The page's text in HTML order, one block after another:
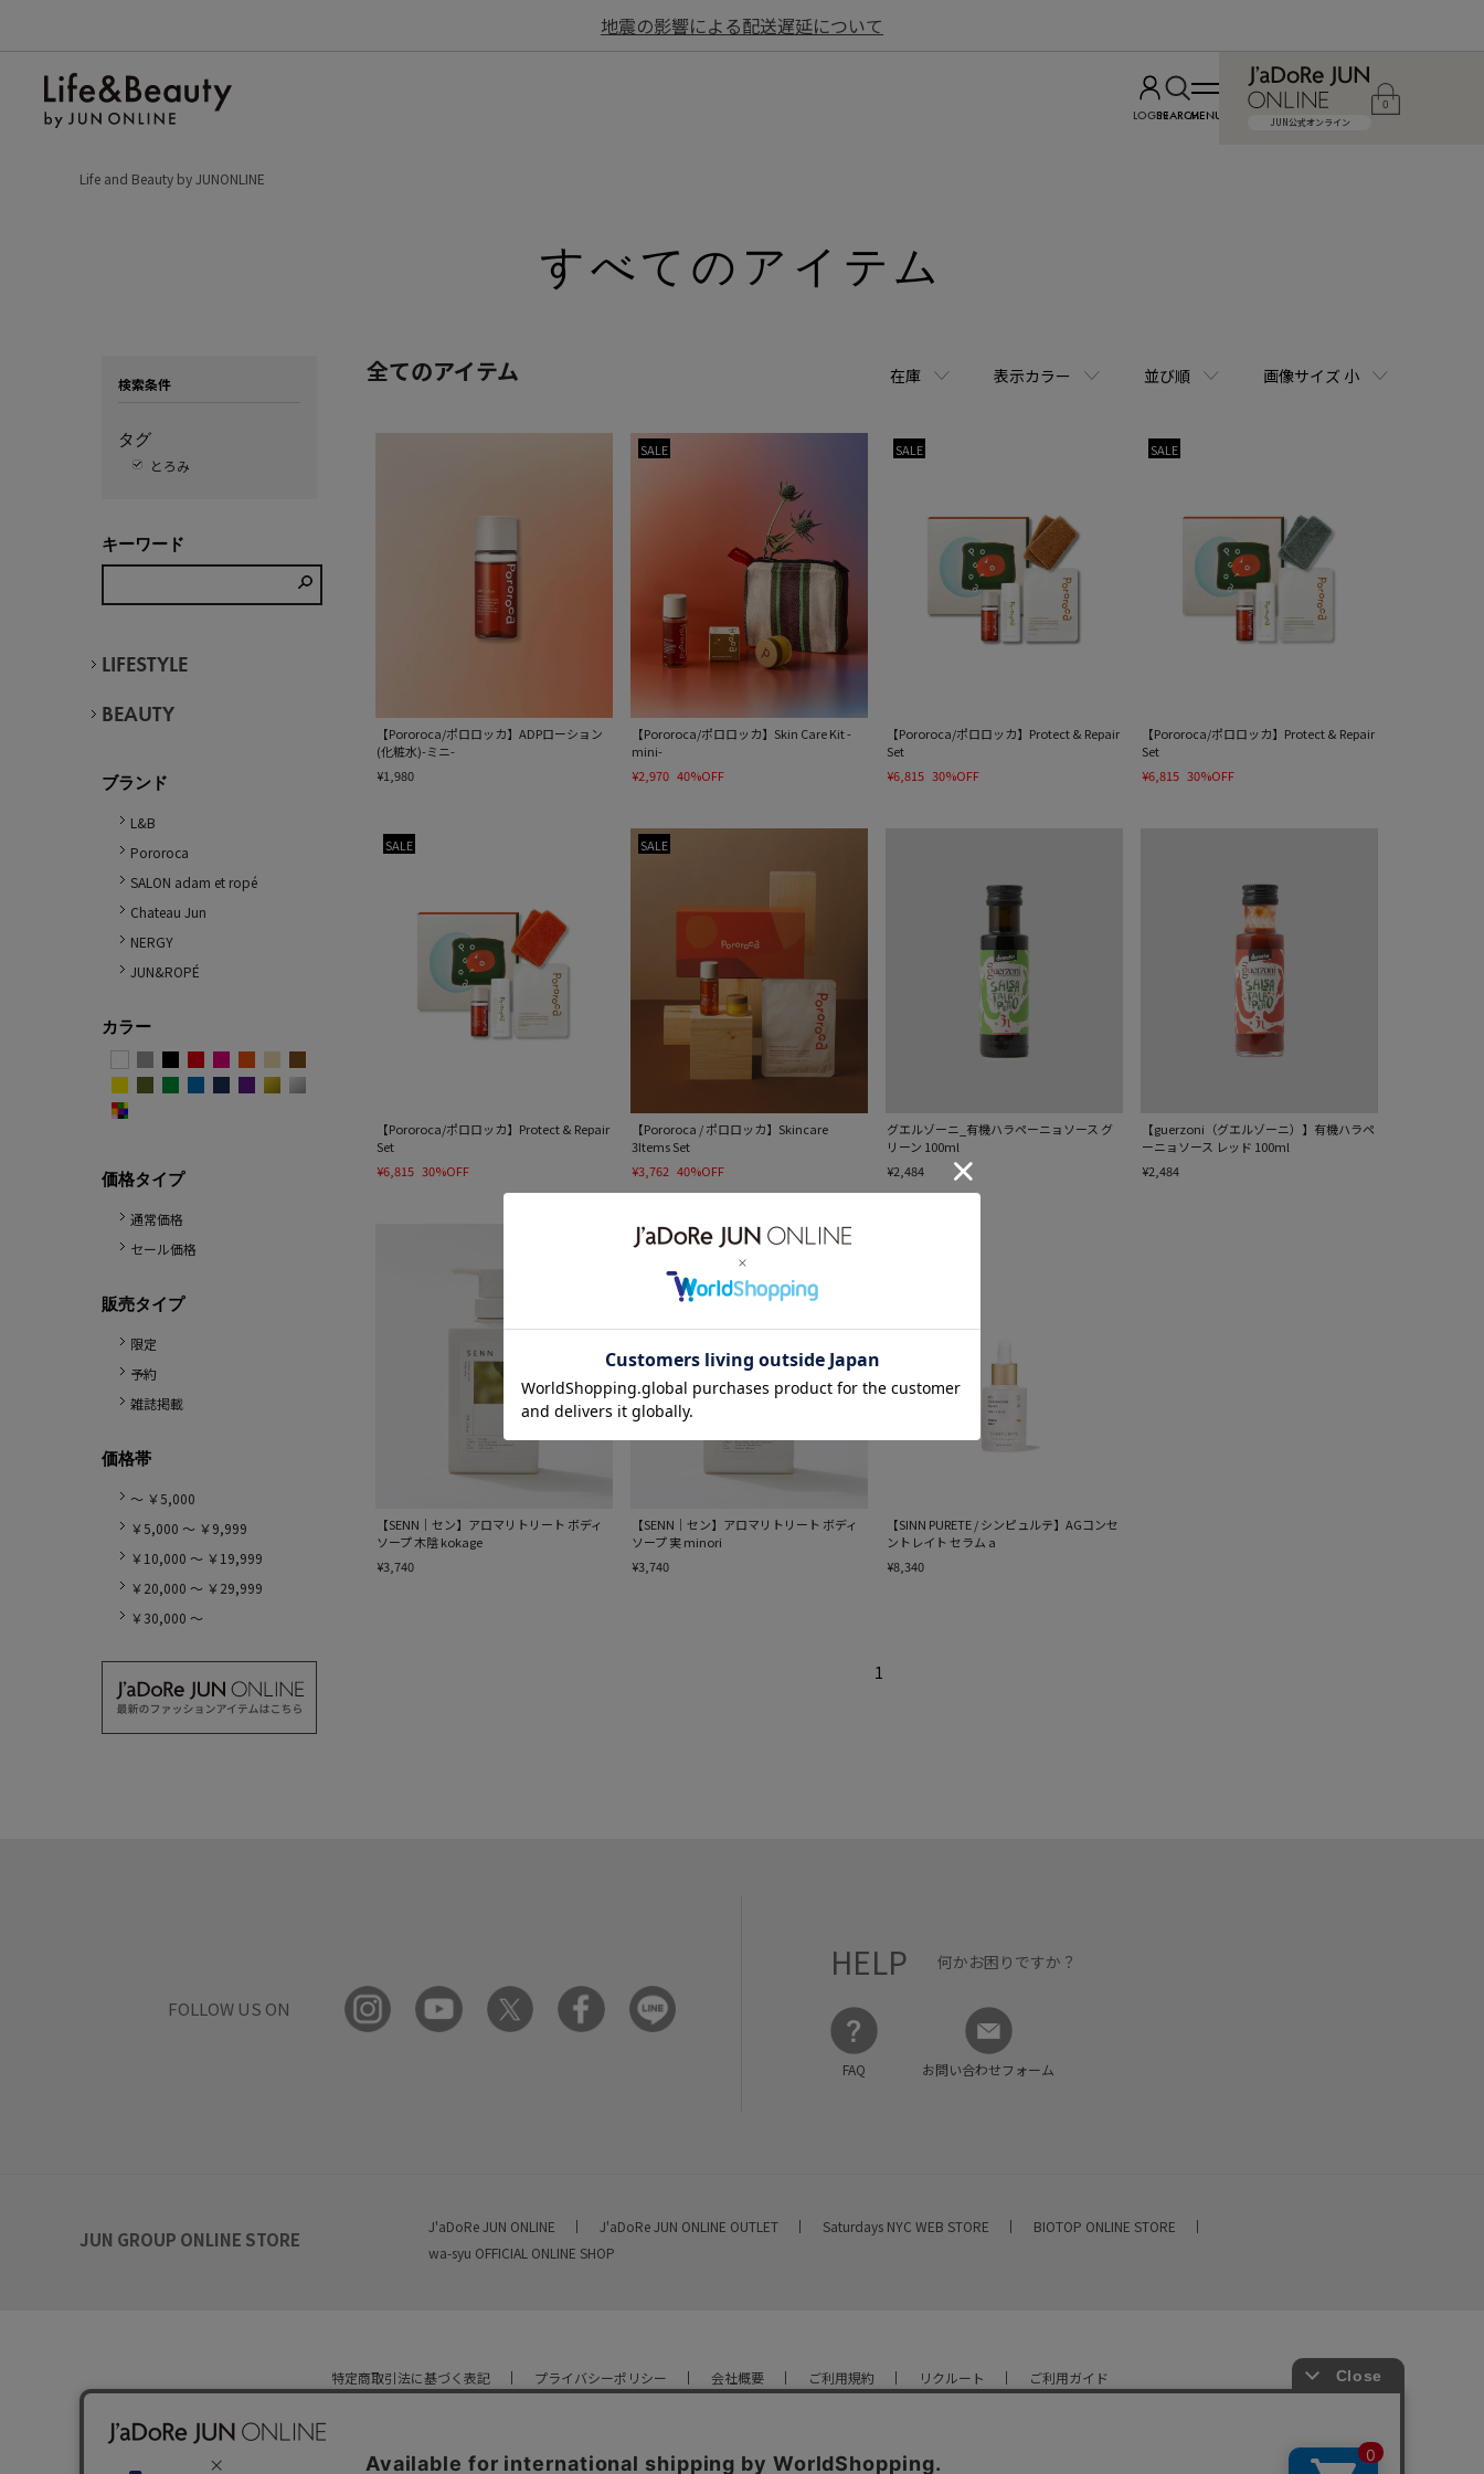
地震の影響による配送遅延について
LOGINSEARCHMENU JUN公式オンライン
0
Life and Beauty by JUNONLINE
すべてのアイテム
検索条件
タグ
とろみ
キーワード
LIFESTYLE
BEAUTY
ブランド
L&B
Pororoca
SALON adam et ropé
Chateau Jun
NERGY
JUN&ROPÉ
カラー
価格タイプ
通常価格
セール価格
販売タイプ
限定
予約
雑誌掲載
価格帯
～ ￥5,000
￥5,000 ～ ￥9,999
￥10,000 ～ ￥19,999
￥20,000 ～ ￥29,999
￥30,000 ～
全てのアイテム 在庫 表示カラー 並び順 画像サイズ 小
【Pororoca/ポロロッカ】ADPローション
(化粧水)-ミニ-
¥1,980
SALE
【Pororoca/ポロロッカ】Skin Care Kit -
mini-
¥2,970 40%OFF
SALE
【Pororoca/ポロロッカ】Protect & Repair
Set
¥6,815 30%OFF
SALE
【Pororoca/ポロロッカ】Protect & Repair
Set
¥6,815 30%OFF
SALE
【Pororoca/ポロロッカ】Protect & Repair
Set
¥6,815 30%OFF
SALE
【Pororoca / ポロロッカ】Skincare
3Items Set
¥3,762 40%OFF
グエルゾーニ_有機ハラペーニョソース グ
リーン 100ml
¥2,484
【guerzoni（グエルゾーニ）】有機ハラペ
ーニョソース レッド 100ml
¥2,484
【SENN｜セン】アロマリトリート ボディ
ソープ 木陰 kokage
¥3,740
【SENN｜セン】アロマリトリート ボディ
ソープ 実 minori
¥3,740
【SINN PURETE / シンピュルテ】AGコンセ
ントレイト セラム a
¥8,340
1
FOLLOW US ON
HELP 何かお困りですか？
FAQ お問い合わせフォーム
JUN GROUP ONLINE STORE
J'aDoRe JUN ONLINE J'aDoRe JUN ONLINE OUTLET Saturdays NYC WEB STORE
BIOTOP ONLINE STORE
wa-syu OFFICIAL ONLINE SHOP
特定商取引法に基づく表記 プライバシーポリシー 会社概要 ご利用規約 リクルート ご利用ガイド